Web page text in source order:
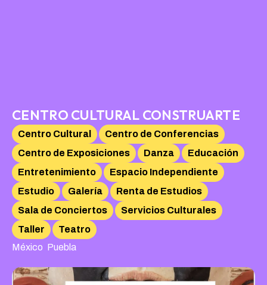
CENTRO CULTURAL CONSTRUARTE
Centro Cultural
Centro de Conferencias
Centro de Exposiciones
Danza
Educación
Entretenimiento
Espacio Independiente
Estudio
Galería
Renta de Estudios
Sala de Conciertos
Servicios Culturales
Taller
Teatro
México Puebla